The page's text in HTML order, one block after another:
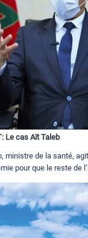
Le cas Aït Taleb
ministre de la santé,
pour que le reste de